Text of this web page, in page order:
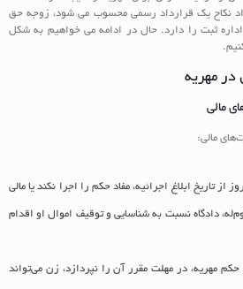
نکاح یک قرارداد رسمی محسوب می شود، زوجه حق
ثبت را دارد. حال در ادامه می خواهیم به شکل
در مهریه
«هرگاه محکوم‌علیه ظرف ۱۰ روز از تاریخ ابلاغ اجرائیه، مفاد حکم را اجرا نکند یا مالی
دادگاه نسبت به شناسایی و توقیف اموال او اقدام
مهریه، در مهلت مقرر آن را نپردازد، زن می‌تواند